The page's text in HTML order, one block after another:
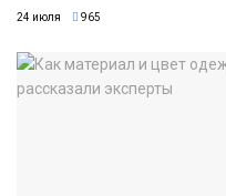
24 июля 965